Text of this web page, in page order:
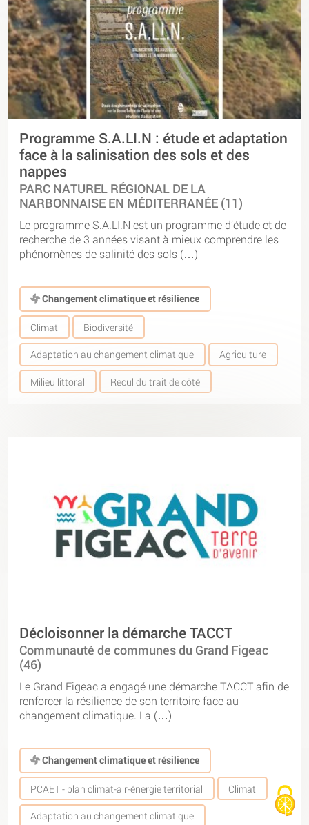
Programme S.A.LI.N : étude et adaptation
face à la salinisation des sols et des
nappes
PARC NATUREL RÉGIONAL DE LA
NARBONNAISE EN MÉDITERRANÉE (11)
Le programme S.A.LI.N est un programme d’étude et de
recherche de 3 années visant à mieux comprendre les
phénomènes de salinité des sols (…)
Changement climatique et résilience
Climat Biodiversité
Adaptation au changement climatique Agriculture
Milieu littoral Recul du trait de côté
Décloisonner la démarche TACCT
Communauté de communes du Grand Figeac
(46)
Le Grand Figeac a engagé une démarche TACCT afin de
renforcer la résilience de son territoire face au
changement climatique. La (…)
Changement climatique et résilience
PCAET - plan climat-air-énergie territorial Climat
Adaptation au changement climatique